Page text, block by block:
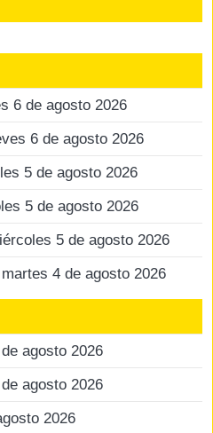
6 de agosto 2026
6 de agosto 2026
5 de agosto 2026
5 de agosto 2026
5 de agosto 2026
4 de agosto 2026
agosto 2026
agosto 2026
2026